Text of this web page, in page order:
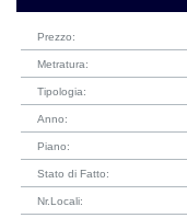
Prezzo:
Metratura:
Tipologia:
Anno:
Piano:
Stato di Fatto:
Nr.Locali: